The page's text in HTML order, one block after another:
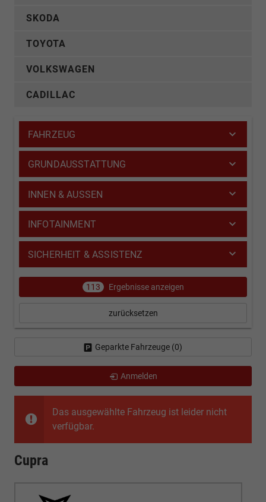
Das ausgewählte Fahrzeug ist leider nicht
verfügbar.
Cupra
SKODA
TOYOTA
VOLKSWAGEN
CADILLAC
FAHRZEUG
GRUNDAUSSTATTUNG
INNEN & AUSSEN
INFOTAINMENT
SICHERHEIT & ASSISTENZ
113 Ergebnisse anzeigen
zurücksetzen
Geparkte Fahrzeuge (0)
Anmelden